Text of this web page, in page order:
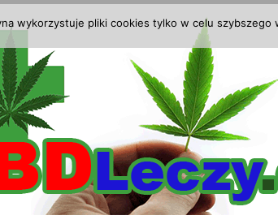
wykorzystuje pliki cookies tylko w celu szybszego